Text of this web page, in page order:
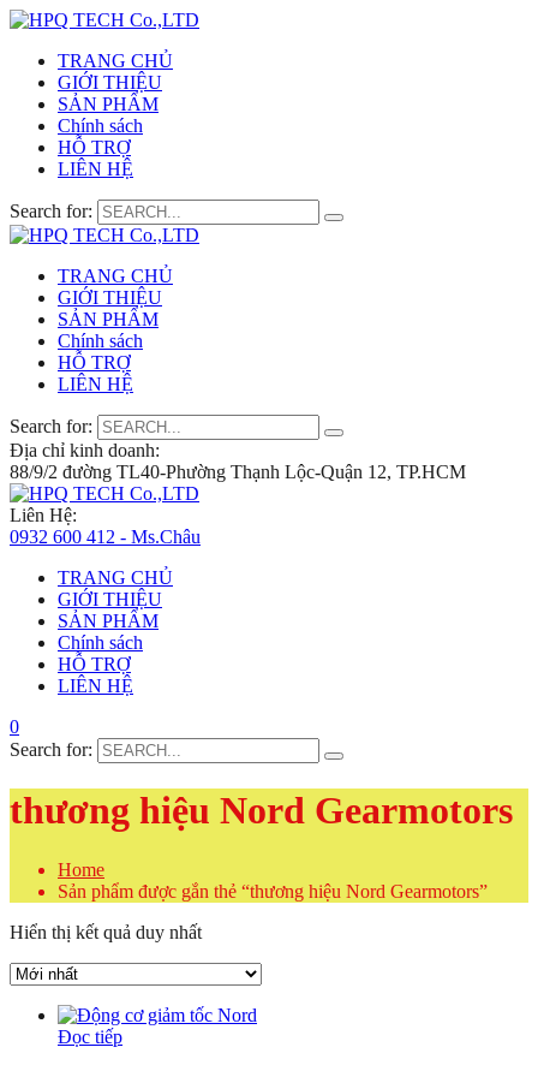
TRANG CHỦ
GIỚI THIỆU
SẢN PHẨM
Chính sách
HỖ TRỢ
LIÊN HỆ
Search for:
TRANG CHỦ
GIỚI THIỆU
SẢN PHẨM
Chính sách
HỖ TRỢ
LIÊN HỆ
Search for:
Địa chỉ kinh doanh:
88/9/2 đường TL40-Phường Thạnh Lộc-Quận 12, TP.HCM
Liên Hệ:
0932 600 412 - Ms.Châu
TRANG CHỦ
GIỚI THIỆU
SẢN PHẨM
Chính sách
HỖ TRỢ
LIÊN HỆ
0
Search for:
thương hiệu Nord Gearmotors
Home
Sản phẩm được gắn thẻ “thương hiệu Nord Gearmotors”
Hiển thị kết quả duy nhất
Đọc tiếp